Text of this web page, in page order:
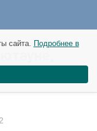
сайта. Подробнее в